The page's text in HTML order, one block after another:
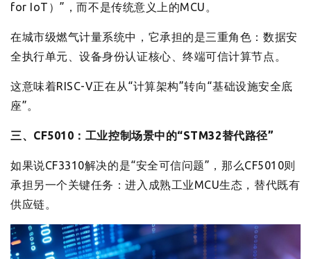
for IoT）”，而不是传统意义上的MCU。
在城市级燃气计量系统中，它承担的是三重角色：数据安
全执行单元、设备身份认证核心、终端可信计算节点。
这意味着RISC-V正在从“计算架构”转向“基础设施安全底
座”。
三、CF5010：工业控制场景中的“STM32替代路径”
如果说CF3310解决的是“安全可信问题”，那么CF5010则
承担另一个关键任务：进入成熟工业MCU生态，替代既有
供应链。